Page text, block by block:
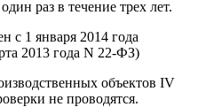
раз в течение трех лет.
с 1 января 2014 года
2013 года N 22-ФЗ)
объектов IV
не проводятся.